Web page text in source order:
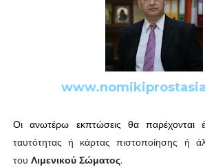
Οι ανωτέρω εκπτώσεις θα παρέχονται
ταυτότητας ή κάρτας πιστοποίησης ή
του Λιμενικού Σώματος.